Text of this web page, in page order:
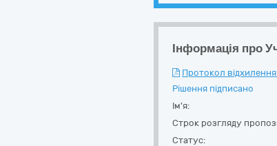
Інформація про
Протокол
Рішення підписано
Ім'я:
Строк розгляду
Статус: